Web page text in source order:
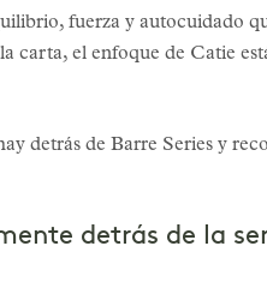
fuerza y autocuidado
carta, el enfoque de Catie
detrás de Barre Series y
detrás de la